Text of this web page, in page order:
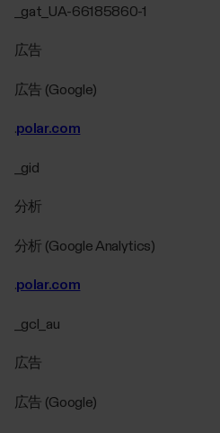
_gat_UA-66185860-1
広告
広告 (Google)
.polar.com
_gid
分析
分析 (Google Analytics)
.polar.com
_gcl_au
広告
広告 (Google)